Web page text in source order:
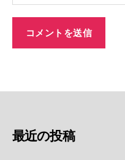
最近の投稿